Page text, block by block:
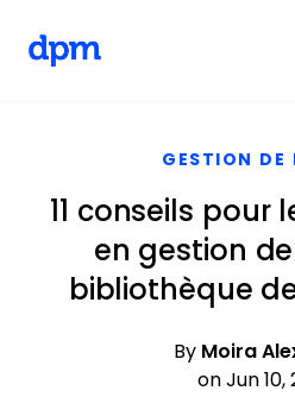
GESTION DE
11 conseils pour
en gestion
bibliothèque
By Moira
on Jun 10,